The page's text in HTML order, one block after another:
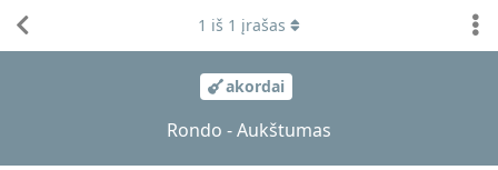
akordai
Rondo - Aukštumas
1 iš 1 įrašas